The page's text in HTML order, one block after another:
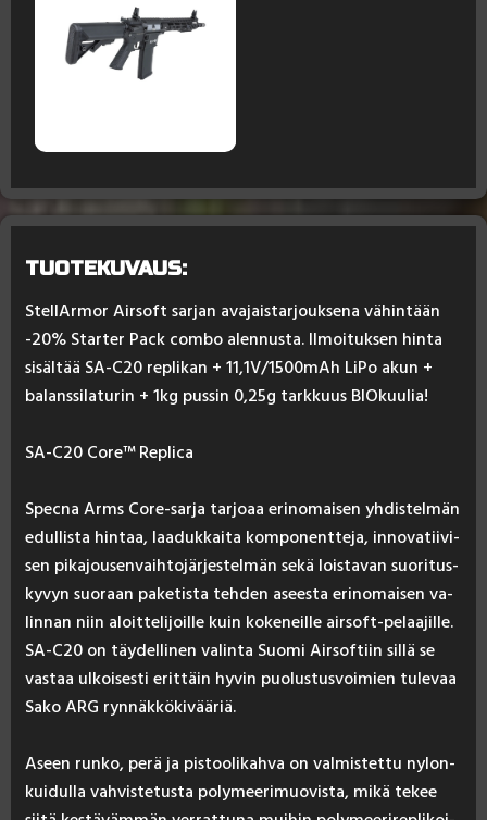
TUOTEKUVAUS:
Stel­lAr­mor Air­soft sar­jan ava­jais­tar­jouk­se­na vä­hin­tään
-20% Star­ter Pack com­bo alen­nus­ta. Il­moi­tuk­sen hin­ta
si­säl­tää SA-C20 rep­li­kan + 11,1V/1500mAh Li­Po akun +
ba­lans­si­la­tu­rin + 1kg pus­sin 0,25g tark­kuus BIO­kuu­lia!
SA-C20 Co­re™ Rep­li­ca
Spec­na Arms Co­re-sar­ja tar­joaa eri­no­mai­sen yh­dis­tel­män
edul­lis­ta hin­taa, laa­duk­kai­ta kom­po­nent­te­ja, in­no­va­tii­vi­
sen pi­ka­jou­sen­vaih­to­jär­jes­tel­män se­kä lois­ta­van suo­ri­tus­
ky­vyn suo­raan pa­ke­tis­ta teh­den asees­ta eri­no­mai­sen va­
lin­nan niin aloit­te­li­joil­le kuin ko­ke­neil­le air­soft-pe­laa­jil­le.
SA-C20 on täy­del­li­nen va­lin­ta Suo­mi Air­sof­tiin sil­lä se
vas­taa ul­koi­ses­ti erit­täin hy­vin puo­lus­tus­voi­mien tu­le­vaa
Sa­ko ARG ryn­näk­kö­ki­vää­riä.
Aseen run­ko, pe­rä ja pis­too­li­kah­va on val­mis­tet­tu ny­lon­
kui­dul­la vah­vis­te­tus­ta po­ly­mee­ri­muo­vis­ta, mi­kä te­kee